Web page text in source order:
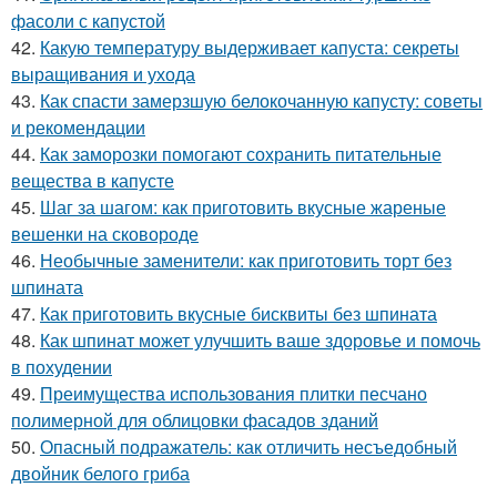
фасоли с капустой
42. Какую температуру выдерживает капуста: секреты
выращивания и ухода
43. Как спасти замерзшую белокочанную капусту: советы
и рекомендации
44. Как заморозки помогают сохранить питательные
вещества в капусте
45. Шаг за шагом: как приготовить вкусные жареные
вешенки на сковороде
46. Необычные заменители: как приготовить торт без
шпината
47. Как приготовить вкусные бисквиты без шпината
48. Как шпинат может улучшить ваше здоровье и помочь
в похудении
49. Преимущества использования плитки песчано
полимерной для облицовки фасадов зданий
50. Опасный подражатель: как отличить несъедобный
двойник белого гриба